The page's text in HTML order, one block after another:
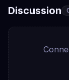
Discussion